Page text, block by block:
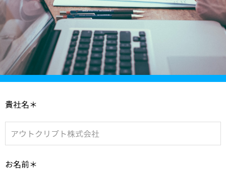
貴社名＊
お名前＊